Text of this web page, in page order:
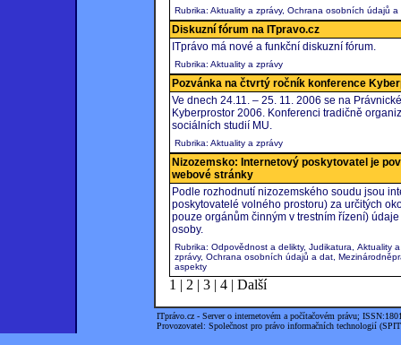
Rubrika: Aktuality a zprávy, Ochrana osobních údajů a
Diskuzní fórum na ITpravo.cz
ITprávo má nové a funkční diskuzní fórum.
Rubrika: Aktuality a zprávy
Pozvánka na čtvrtý ročník konference
Ve dnech 24.11. – 25. 11. 2006 se na
Kyberprostor 2006. Konferenci tradičně
sociálních studií MU.
Rubrika: Aktuality a zprávy
Nizozemsko: Internetový poskytovatel je
webové stránky
Podle rozhodnutí nizozemského soudu jsou
poskytovatelé volného prostoru) za určitých
pouze orgánům činným v trestním řízení)
osoby.
Rubrika: Odpovědnost a delikty, Judikatura, Aktuality a
zprávy, Ochrana osobních údajů a dat,
aspekty
1 | 2 | 3 | 4 | Další
ITprávo.cz - Server o internetovém a počítačovém právu;
Provozovatel: Společnost pro právo informačních technologií